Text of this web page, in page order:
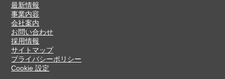
最新情報
事業内容
会社案内
お問い合わせ
採用情報
サイトマップ
プライバシーポリシー
Cookie 設定